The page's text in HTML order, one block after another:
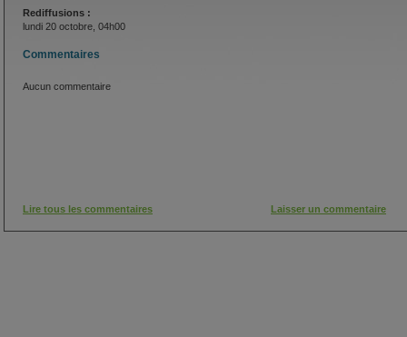
Kane Parks
Rediffusions :
lundi 20 octobre, 04h00
Commentaires
Aucun commentaire
Lire tous les commentaires Laisser un commentaire